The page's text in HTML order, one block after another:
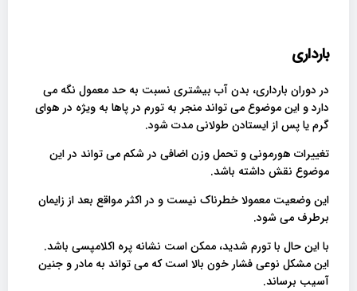
بارداری
در دوران بارداری، بدن آب بیشتری نسبت به حد معمول نگه می
دارد و این موضوع می تواند منجر به تورم در پاها به ویژه در هوای
گرم یا پس از ایستادن طولانی مدت شود.
تغییرات هورمونی و تحمل وزن اضافی در شکم می تواند در این
موضوع نقش داشته باشد.
این وضعیت معمولا خطرناک نیست و در اکثر مواقع بعد از زایمان
برطرف می شود.
با این حال با تورم شدید، ممکن است نشانه پره اکلامپسی باشد.
این مشکل نوعی فشار خون بالا است که می تواند به مادر و جنین
آسیب برساند.